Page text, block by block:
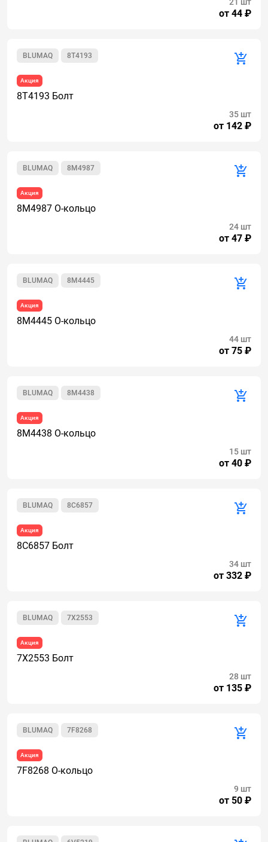
от 44 ₽
8T4193
BLUMAQ
Акция
8T4193 Болт
от 142 ₽
35 шт
8M4987
BLUMAQ
Акция
8M4987 О-кольцо
от 47 ₽
24 шт
8M4445
BLUMAQ
Акция
8M4445 О-кольцо
от 75 ₽
44 шт
8M4438
BLUMAQ
Акция
8M4438 О-кольцо
от 40 ₽
15 шт
8C6857
BLUMAQ
Акция
8C6857 Болт
от 332 ₽
34 шт
7X2553
BLUMAQ
Акция
7X2553 Болт
от 135 ₽
28 шт
7F8268
BLUMAQ
Акция
7F8268 О-кольцо
от 50 ₽
9 шт